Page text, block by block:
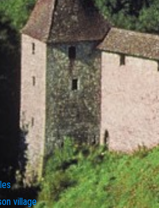
village